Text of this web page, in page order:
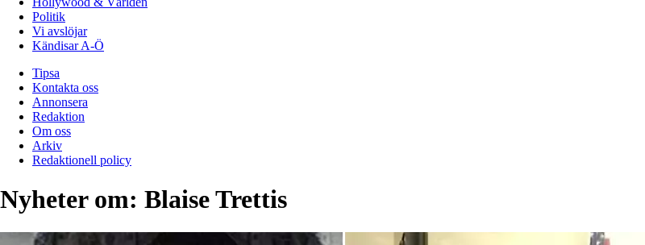
Politik
Vi avslöjar
Kändisar A-Ö
Tipsa
Kontakta oss
Annonsera
Redaktion
Om oss
Arkiv
Redaktionell policy
Nyheter om: Blaise Trettis